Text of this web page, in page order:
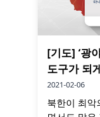
[기도] ‘광
도구가 되
2021-02-06
북한이 최악